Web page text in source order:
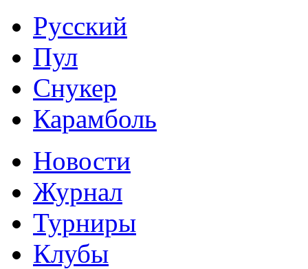
Русский
Пул
Снукер
Карамболь
Новости
Журнал
Турниры
Клубы